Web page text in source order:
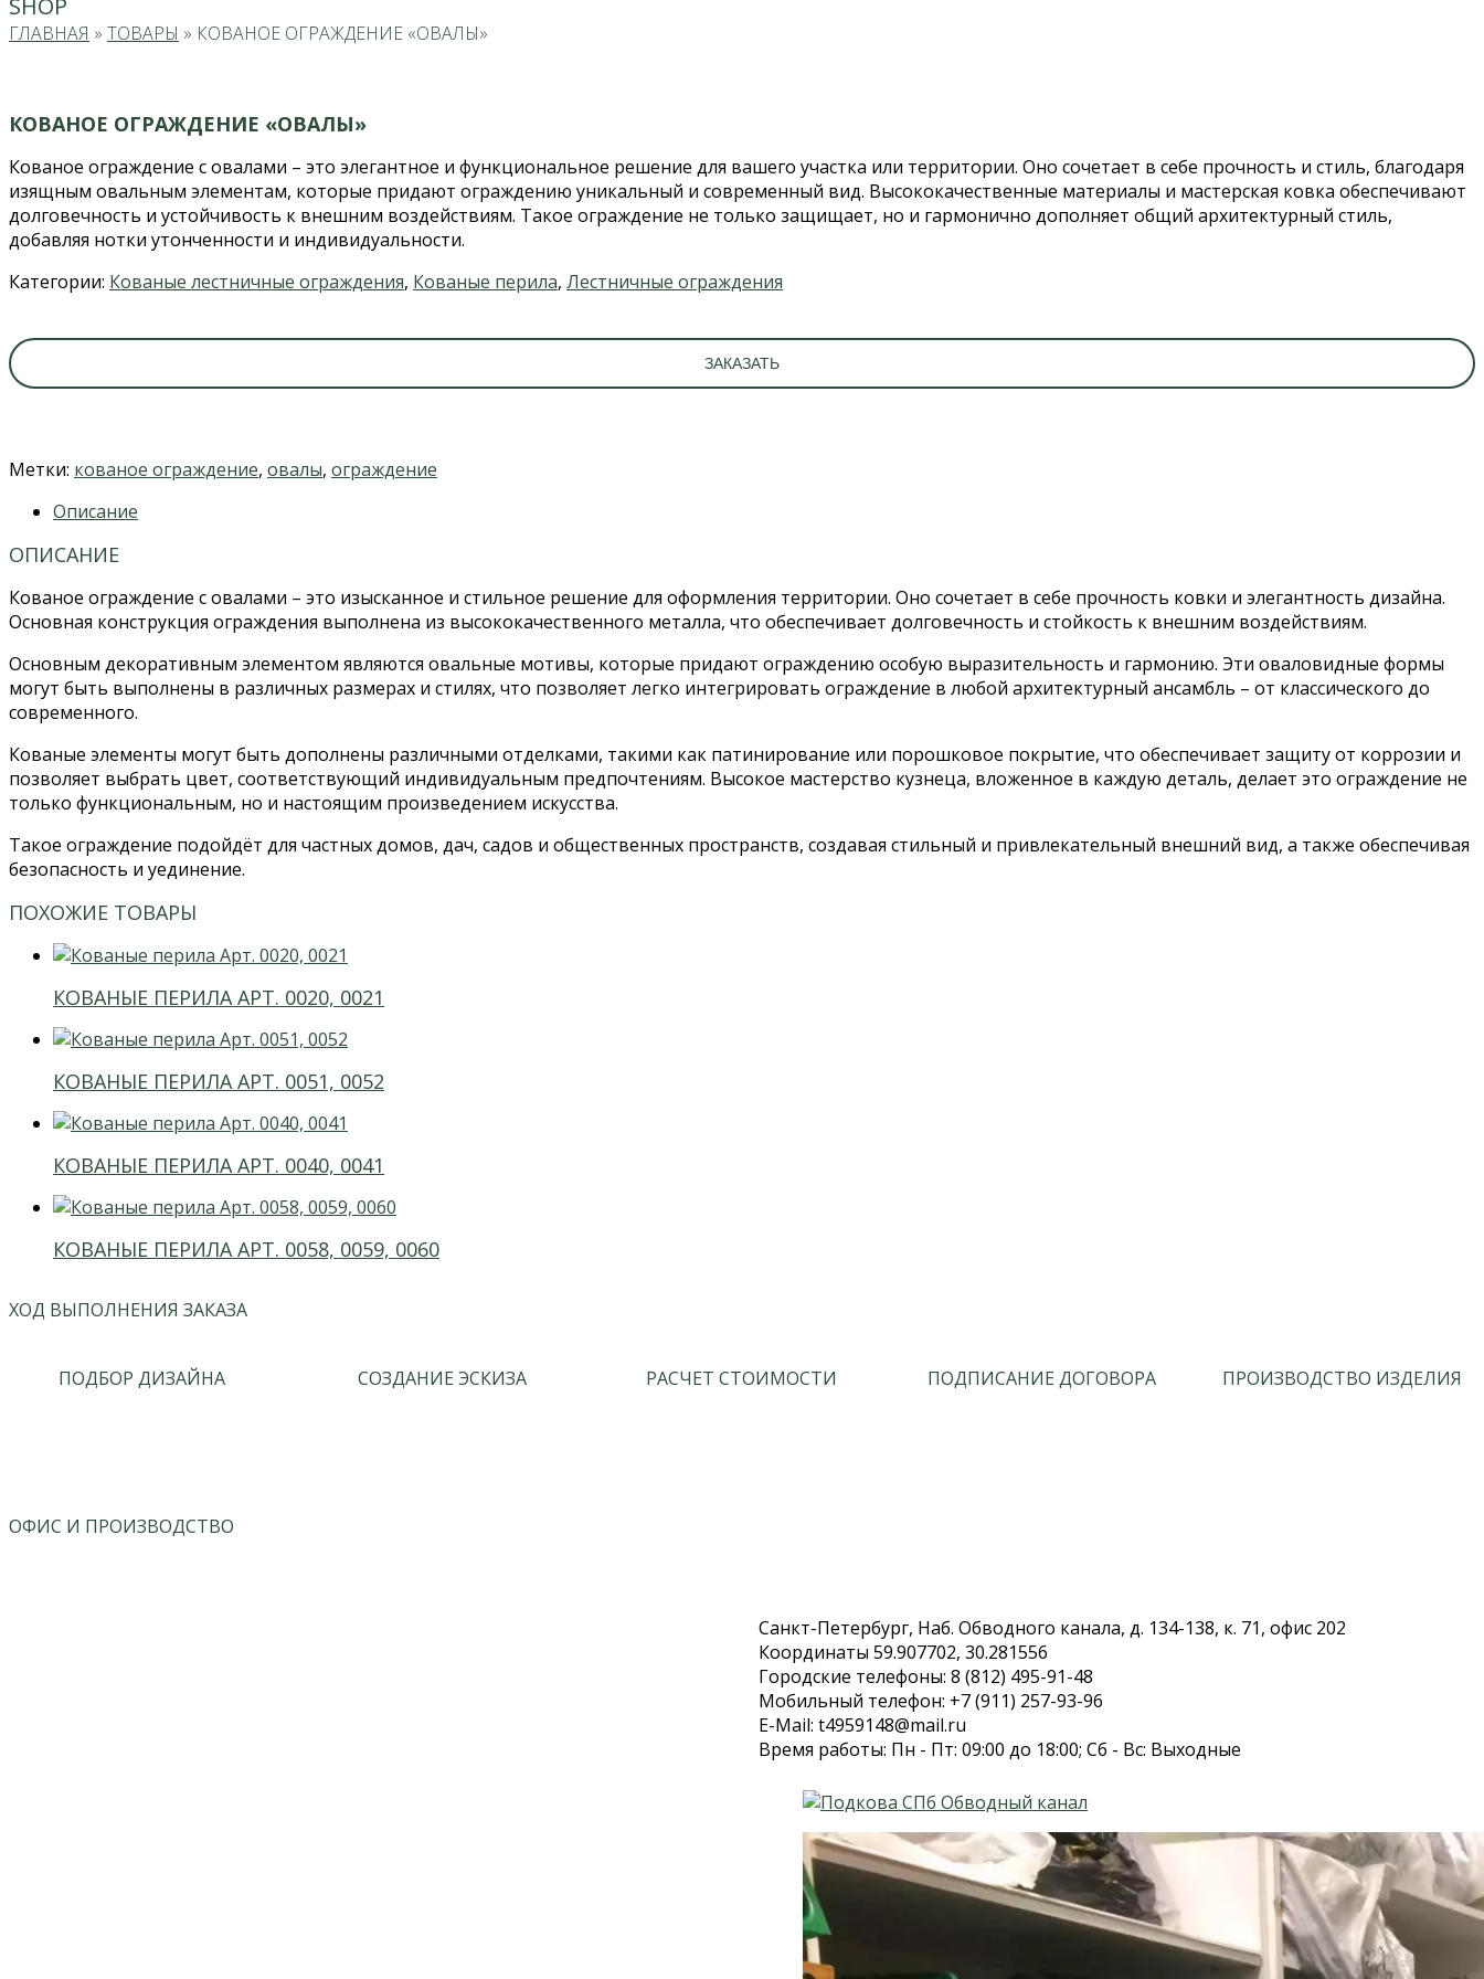
SHOP
ГЛАВНАЯ » ТОВАРЫ » КОВАНОЕ ОГРАЖДЕНИЕ «ОВАЛЫ»
КОВАНОЕ ОГРАЖДЕНИЕ «ОВАЛЫ»
Кованое ограждение с овалами – это элегантное и функциональное решение для вашего участка или территории. Оно сочетает в себе прочность и стиль, благодаря
изящным овальным элементам, которые придают ограждению уникальный и современный вид. Высококачественные материалы и мастерская ковка обеспечивают
долговечность и устойчивость к внешним воздействиям. Такое ограждение не только защищает, но и гармонично дополняет общий архитектурный стиль,
добавляя нотки утонченности и индивидуальности.
Категории: Кованые лестничные ограждения, Кованые перила, Лестничные ограждения
ЗАКАЗАТЬ
Метки: кованое ограждение, овалы, ограждение
Описание
ОПИСАНИЕ
Кованое ограждение с овалами – это изысканное и стильное решение для оформления территории. Оно сочетает в себе прочность ковки и элегантность дизайна.
Основная конструкция ограждения выполнена из высококачественного металла, что обеспечивает долговечность и стойкость к внешним воздействиям.
Основным декоративным элементом являются овальные мотивы, которые придают ограждению особую выразительность и гармонию. Эти оваловидные формы
могут быть выполнены в различных размерах и стилях, что позволяет легко интегрировать ограждение в любой архитектурный ансамбль – от классического до
современного.
Кованые элементы могут быть дополнены различными отделками, такими как патинирование или порошковое покрытие, что обеспечивает защиту от коррозии и
позволяет выбрать цвет, соответствующий индивидуальным предпочтениям. Высокое мастерство кузнеца, вложенное в каждую деталь, делает это ограждение не
только функциональным, но и настоящим произведением искусства.
Такое ограждение подойдёт для частных домов, дач, садов и общественных пространств, создавая стильный и привлекательный внешний вид, а также обеспечивая
безопасность и уединение.
ПОХОЖИЕ ТОВАРЫ
КОВАНЫЕ ПЕРИЛА АРТ. 0020, 0021
КОВАНЫЕ ПЕРИЛА АРТ. 0051, 0052
КОВАНЫЕ ПЕРИЛА АРТ. 0040, 0041
КОВАНЫЕ ПЕРИЛА АРТ. 0058, 0059, 0060
ХОД ВЫПОЛНЕНИЯ ЗАКАЗА
ПОДБОР ДИЗАЙНА СОЗДАНИЕ ЭСКИЗА РАСЧЕТ СТОИМОСТИ ПОДПИСАНИЕ ДОГОВОРА ПРОИЗВОДСТВО ИЗДЕЛИЯ
ОФИС И ПРОИЗВОДСТВО
Санкт-Петербург, Наб. Обводного канала, д. 134-138, к. 71, офис 202
Координаты 59.907702, 30.281556
Городские телефоны: 8 (812) 495-91-48
Мобильный телефон: +7 (911) 257-93-96
E-Mail: t4959148@mail.ru
Время работы: Пн - Пт: 09:00 до 18:00; Сб - Вс: Выходные